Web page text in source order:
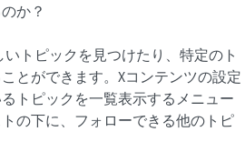
か？
トピックを見つけたり、特定のト
とができます。Xコンテンツの設定
トピックを一覧表示するメニュー
の下に、フォローできる他のトピ